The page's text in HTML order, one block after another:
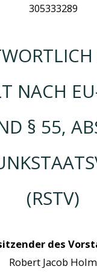
305333289
NACH
§ 55,
(RSTV)
des
Robert Jacob Holm